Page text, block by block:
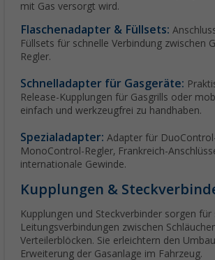
mit Gas versorgt wird.
Flaschenadapter & Füllsets:
Füllsets für schnelle Verbindung zwischen
Regler.
Schnelladapter für Gasgeräte:
Release-Kupplungen für Gasgrills oder
einfach und werkzeugfrei zu handhaben.
Spezialadapter: Adapter für
MonoControl-Regler, Frankreich-
internationale Gewinde.
Kupplungen &
Kupplungen und Steckverbinder sorgen für
Leitungsverbindungen zwischen
Verteilerblöcken. Sie erleichtern den
Erweiterung der Gasanlage im Fahrzeug.